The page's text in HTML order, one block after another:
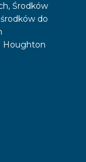
Środków
do
Houghton